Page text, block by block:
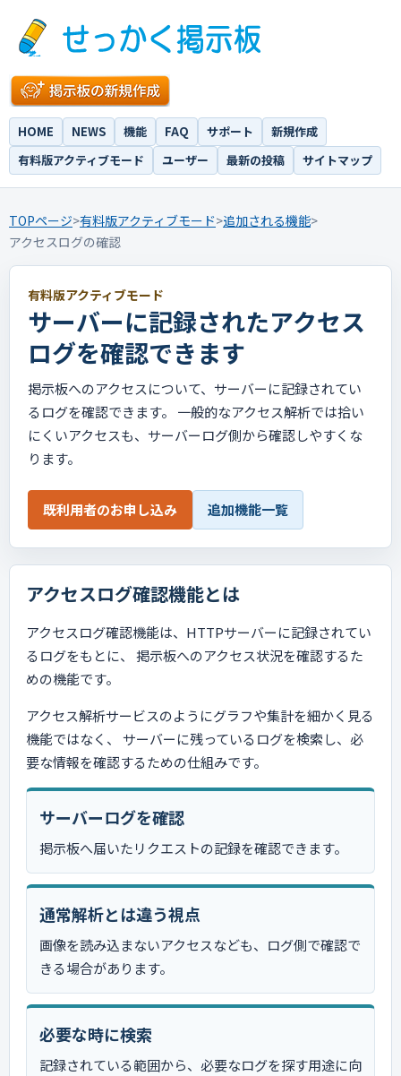
HOME NEWS 機能 FAQ サポート
新規作成
有料版アクティブモード
ユーザー 最新の投稿 サイトマップ
TOPページ>有料版アクティブモード>追加される機能>
アクセスログの確認
有料版アクティブモード
サーバーに記録されたアクセス
ログを確認できます
掲示板へのアクセスについて、サーバーに記録されてい
るログを確認できます。 一般的なアクセス解析では拾い
にくいアクセスも、サーバーログ側から確認しやすくな
ります。
既利用者のお申し込み 追加機能一覧
アクセスログ確認機能とは
アクセスログ確認機能は、HTTPサーバーに記録されてい
るログをもとに、 掲示板へのアクセス状況を確認するた
めの機能です。
アクセス解析サービスのようにグラフや集計を細かく見る
機能ではなく、 サーバーに残っているログを検索し、必
要な情報を確認するための仕組みです。
サーバーログを確認
掲示板へ届いたリクエストの記録を確認できます。
通常解析とは違う視点
画像を読み込まないアクセスなども、ログ側で確認で
きる場合があります。
必要な時に検索
記録されている範囲から、必要なログを探す用途に向